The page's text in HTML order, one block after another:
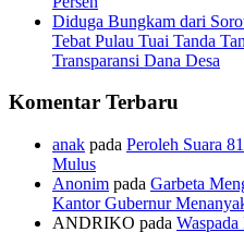
Diduga Bungkam dari
Tebat Pulau Tuai Tanda
Transparansi Dana Desa
Komentar Terbaru
anak pada Peroleh Suara
Mulus
Anonim pada Garbeta
Kantor Gubernur
ANDRIKO pada